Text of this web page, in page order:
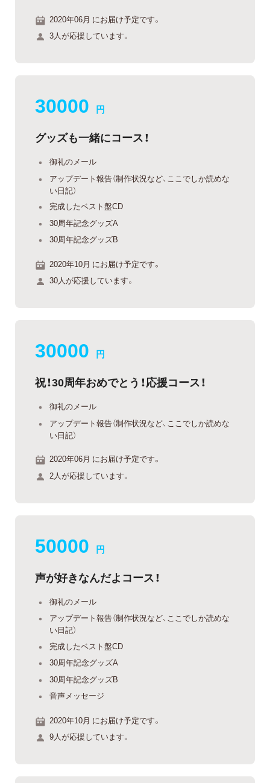
2020年06月 にお届け予定です。
3人が応援しています。
30000 円
グッズも一緒にコース！
御礼のメール
アップデート報告（制作状況など、ここでしか読めな
い日記）
完成したベスト盤CD
30周年記念グッズA
30周年記念グッズB
2020年10月 にお届け予定です。
30人が応援しています。
30000 円
祝！30周年おめでとう！応援コース！
御礼のメール
アップデート報告（制作状況など、ここでしか読めな
い日記）
2020年06月 にお届け予定です。
2人が応援しています。
50000 円
声が好きなんだよコース！
御礼のメール
アップデート報告（制作状況など、ここでしか読めな
い日記）
完成したベスト盤CD
30周年記念グッズA
30周年記念グッズB
音声メッセージ
2020年10月 にお届け予定です。
9人が応援しています。